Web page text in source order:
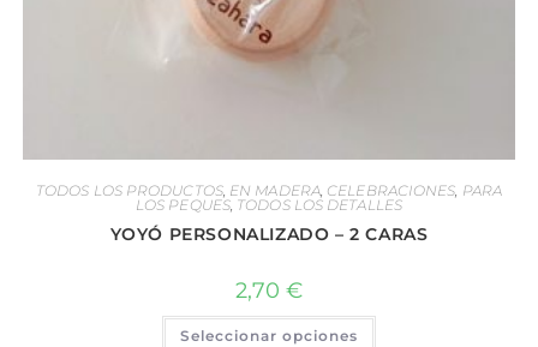
TODOS LOS PRODUCTOS, EN MADERA, CELEBRACIONES, PARA
LOS PEQUES, TODOS LOS DETALLES
YOYÓ PERSONALIZADO – 2 CARAS
2,70€
Seleccionar opciones